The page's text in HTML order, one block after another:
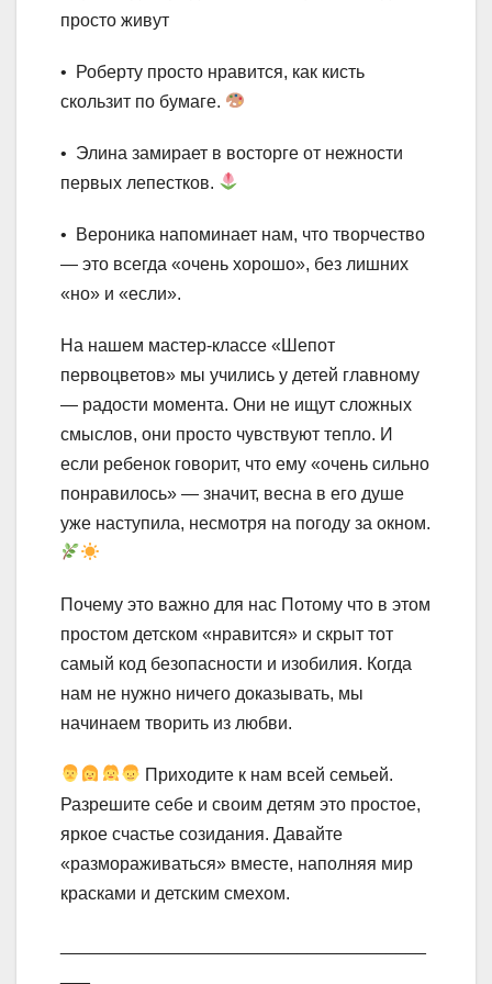
просто живут
• Роберту просто нравится, как кисть
скользит по бумаге.
• Элина замирает в восторге от нежности
первых лепестков.
• Вероника напоминает нам, что творчество
— это всегда «очень хорошо», без лишних
«но» и «если».
На нашем мастер-классе «Шепот
первоцветов» мы учились у детей главному
— радости момента. Они не ищут сложных
смыслов, они просто чувствуют тепло. И
если ребенок говорит, что ему «очень сильно
понравилось» — значит, весна в его душе
уже наступила, несмотря на погоду за окном.
Почему это важно для нас Потому что в этом
простом детском «нравится» и скрыт тот
самый код безопасности и изобилия. Когда
нам не нужно ничего доказывать, мы
начинаем творить из любви.
Приходите к нам всей семьей.
Разрешите себе и своим детям это простое,
яркое счастье созидания. Давайте
«размораживаться» вместе, наполняя мир
красками и детским смехом.